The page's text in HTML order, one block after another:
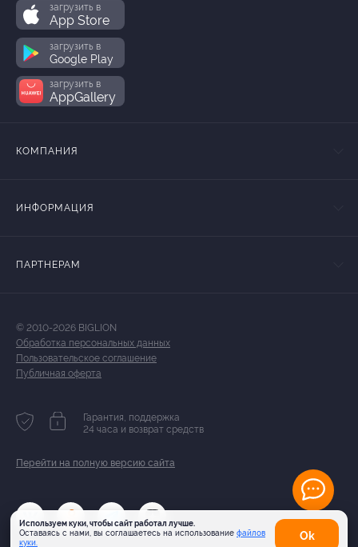
Используем куки, чтобы сайт работал лучше.
Оставаясь с нами, вы соглашаетесь на использование файлов
куки.
Оk
загрузить в
App Store
загрузить в
Google Play
загрузить в
AppGallery
КОМПАНИЯ
ИНФОРМАЦИЯ
ПАРТНЕРАМ
© 2010-2026 BIGLION
Обработка персональных данных
Пользовательское соглашение
Публичная оферта
Гарантия, поддержка
24 часа и возврат средств
Перейти на полную версию сайта